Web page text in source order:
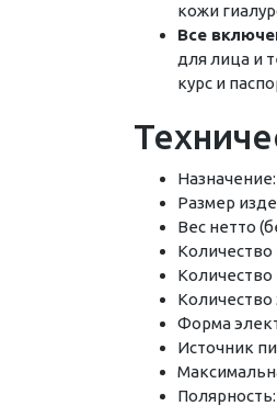
кожи
Все
для лица и
курс и
Размер
Вес нетто
Количество
Количество
Количество
Форма
Источник